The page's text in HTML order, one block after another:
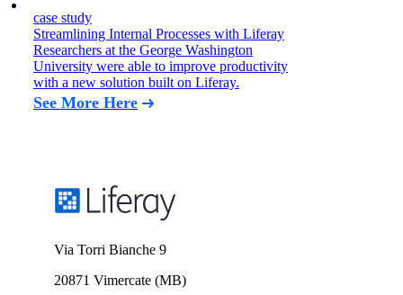
case study
Streamlining Internal Processes with Liferay
Researchers at the George Washington
University were able to improve productivity
with a new solution built on Liferay.
See More Here
Via Torri Bianche 9
20871 Vimercate (MB)